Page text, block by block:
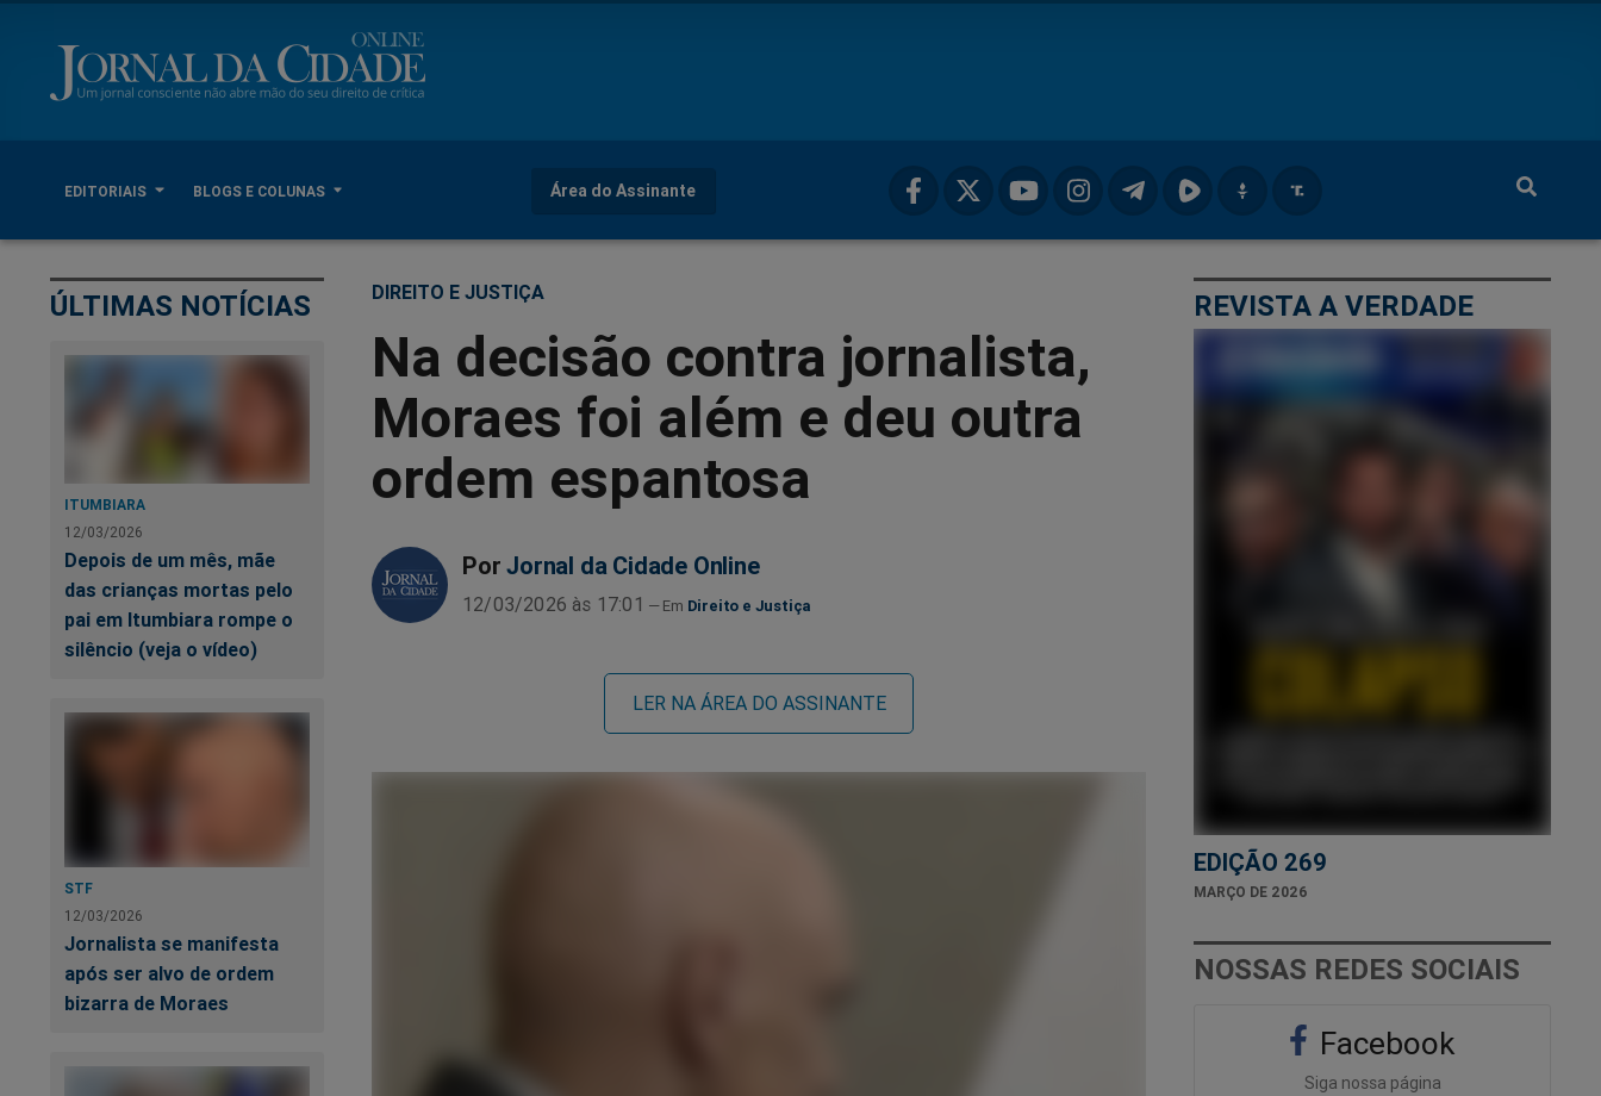
EDITORIAIS BLOGS E COLUNAS Área do Assinante
ÚLTIMAS NOTÍCIAS
ITUMBIARA
12/03/2026
Depois de um mês, mãe
das crianças mortas pelo
pai em Itumbiara rompe o
silêncio (veja o vídeo)
STF
12/03/2026
Jornalista se manifesta
após ser alvo de ordem
bizarra de Moraes
DIREITO E JUSTIÇA
Na decisão contra jornalista,
Moraes foi além e deu outra
ordem espantosa
Por Jornal da Cidade Online
12/03/2026 às 17:01 Direito e Justiça
LER NA ÁREA DO ASSINANTE
REVISTA A VERDADE
EDIÇÃO 269
MARÇO DE 2026
NOSSAS REDES SOCIAIS
Facebook
Siga nossa página